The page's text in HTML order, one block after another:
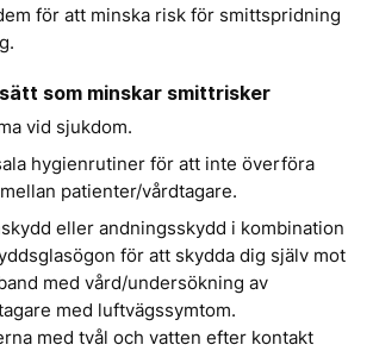
för att minska risk för smittspridning
som minskar smittrisker
vid sjukdom.
hygienrutiner för att inte överföra
patienter/vårdtagare.
eller andningsskydd i kombination
för att skydda dig själv mot
med vård/undersökning av
med luftvägssymtom.
med tvål och vatten efter kontakt